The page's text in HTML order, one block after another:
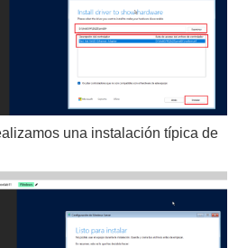
una instalación típica de